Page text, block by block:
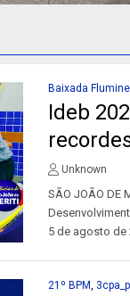
Baixada
Ideb
Unknown
SÃO JOÃO DE
5 de agosto de
21º BPM,